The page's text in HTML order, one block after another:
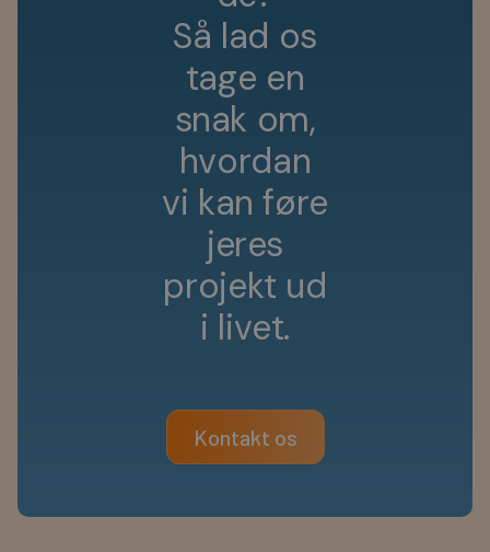
Så lad os
tage en
snak om,
hvordan
vi kan føre
jeres
projekt ud
i livet.
Kontakt os